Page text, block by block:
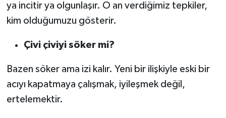
ya incitir ya olgunlaşır. O an verdiğimiz tepkiler,
kim olduğumuzu gösterir.
Çivi çiviyi söker mi?
Bazen söker ama izi kalır. Yeni bir ilişkiyle eski bir
acıyı kapatmaya çalışmak, iyileşmek değil,
ertelemektir.